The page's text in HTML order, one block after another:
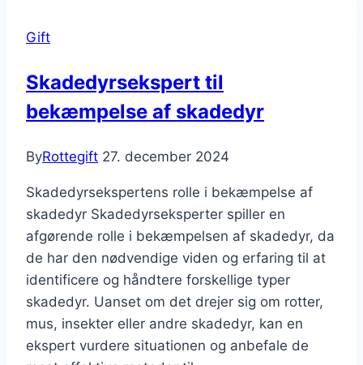
Gift
Skadedyrsekspert til
bekæmpelse af skadedyr
ByRottegift 27. december 2024
Skadedyrsekspertens rolle i bekæmpelse af
skadedyr Skadedyrseksperter spiller en
afgørende rolle i bekæmpelsen af skadedyr, da
de har den nødvendige viden og erfaring til at
identificere og håndtere forskellige typer
skadedyr. Uanset om det drejer sig om rotter,
mus, insekter eller andre skadedyr, kan en
ekspert vurdere situationen og anbefale de